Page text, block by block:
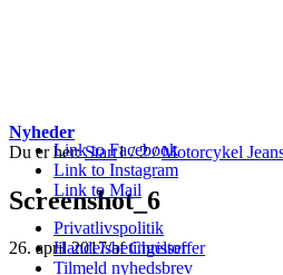
Link to Facebook
Link to Instagram
Link to Mail
Privatlivspolitik
Handelsbetingelser
Tilmeld nyhedsbrev
Nyheder
Du er her: Start1 / 2 / Motorcykel
Screenshot_6
26. april 2017/afChristoffer